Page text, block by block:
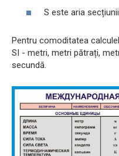
S este aria
Pentru comoditatea
SI - metri, metri pătrați,
secundă.